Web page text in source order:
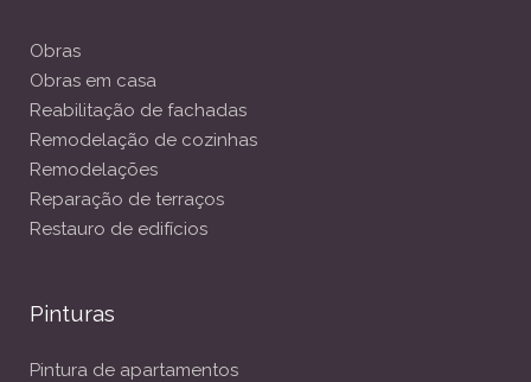
Obras
Obras em casa
Reabilitação de fachadas
Remodelação de cozinhas
Remodelações
Reparação de terraços
Restauro de edifícios
Pinturas
Pintura de apartamentos